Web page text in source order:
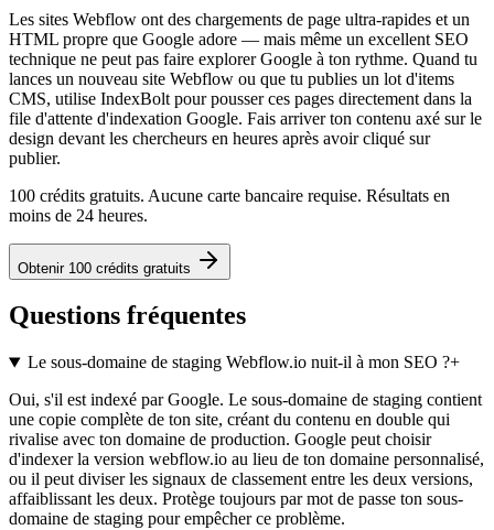
Les sites Webflow ont des chargements de page ultra-rapides et un
HTML propre que Google adore — mais même un excellent SEO
technique ne peut pas faire explorer Google à ton rythme. Quand tu
lances un nouveau site Webflow ou que tu publies un lot d'items
CMS, utilise IndexBolt pour pousser ces pages directement dans la
file d'attente d'indexation Google. Fais arriver ton contenu axé sur le
design devant les chercheurs en heures après avoir cliqué sur
publier.
100 crédits gratuits. Aucune carte bancaire requise. Résultats en
moins de 24 heures.
Obtenir 100 crédits gratuits
Questions fréquentes
Le sous-domaine de staging Webflow.io nuit-il à mon SEO ?+
Oui, s'il est indexé par Google. Le sous-domaine de staging contient
une copie complète de ton site, créant du contenu en double qui
rivalise avec ton domaine de production. Google peut choisir
d'indexer la version webflow.io au lieu de ton domaine personnalisé,
ou il peut diviser les signaux de classement entre les deux versions,
affaiblissant les deux. Protège toujours par mot de passe ton sous-
domaine de staging pour empêcher ce problème.